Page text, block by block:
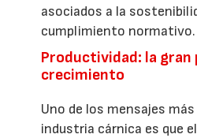
asociados a la
cumplimiento normativo.
Productividad: la gran
crecimiento
Uno de los mensajes
industria cárnica es que